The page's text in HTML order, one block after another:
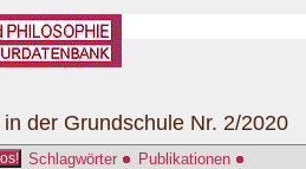
Los! Schlagwörter
Publikationen
der Grundschule Nr. 2/2020